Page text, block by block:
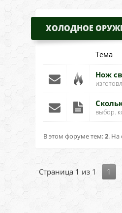
ХОЛОДНОЕ
Тема
Нож
выбор.
В этом форуме тем:2. На
Страница 1 из 1 1
Обычная тема
Обычная тема